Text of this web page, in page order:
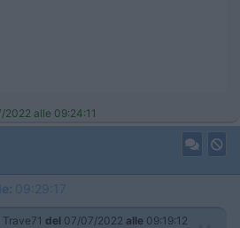
alle 09:24:11
09:29:17
Trave71 del 07/07/2022 alle 09:19:12